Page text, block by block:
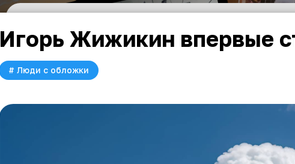
Игорь Жижикин впервые
# Люди с обложки